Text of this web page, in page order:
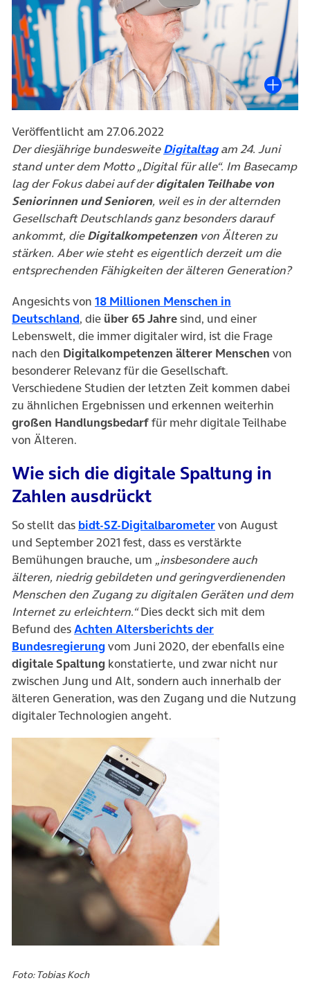
Veröffentlicht am 27.06.2022
Der diesjährige bundesweiteDigitaltag(öffnet in neuem
am 24. Juni
stand unter dem Motto „Digital für alle“. Im Basecamp
lag der Fokus dabei auf derdigitalen Teilhabe von
Seniorinnen und Senioren, weil es in der alternden
Gesellschaft Deutschlands ganz besonders darauf
ankommt, dieDigitalkompetenzenvon Älteren zu
stärken. Aber wie steht es eigentlich derzeit um die
entsprechenden Fähigkeiten der älteren Generation?
Angesichts von 18 Millionen Menschen in
Deutschland(öffnet in neuem Tab)
, die über 65 Jahresind, und einer
Lebenswelt, die immer digitaler wird, ist die Frage
nach den Digitalkompetenzen älterer Menschen von
besonderer Relevanz für die Gesellschaft.
Verschiedene Studien der letzten Zeit kommen dabei
zu ähnlichen Ergebnissen und erkennen weiterhin
großen Handlungsbedarffür mehr digitale Teilhabe
von Älteren.
Wie sich die digitale Spaltung in
Zahlen ausdrückt
So stellt das bidt-SZ-Digitalbarometer(öffnet in neuem
von August
und September 2021 fest, dass es verstärkte
Bemühungen brauche, um „insbesondere auch
älteren, niedrig gebildeten und geringverdienenden
Menschen den Zugang zu digitalen Geräten und dem
Internet zu erleichtern.“Dies deckt sich mit dem
Befund desAchten Altersberichts der
Bundesregierung(öffnet in neuem Tab)
vom Juni 2020, der ebenfalls eine
digitale Spaltung konstatierte, und zwar nicht nur
zwischen Jung und Alt, sondern auch innerhalb der
älteren Generation, was den Zugang und die Nutzung
digitaler Technologien angeht.
Foto: Tobias Koch